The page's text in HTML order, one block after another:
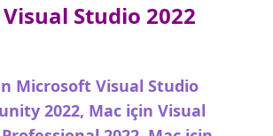
Studio 2022
Microsoft Visual Studio
2022, Mac için Visual